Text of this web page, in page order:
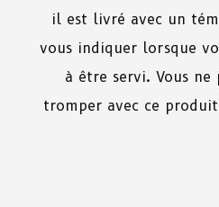
il est livré avec un
vous indiquer lorsque
à être servi. Vous ne
tromper avec ce